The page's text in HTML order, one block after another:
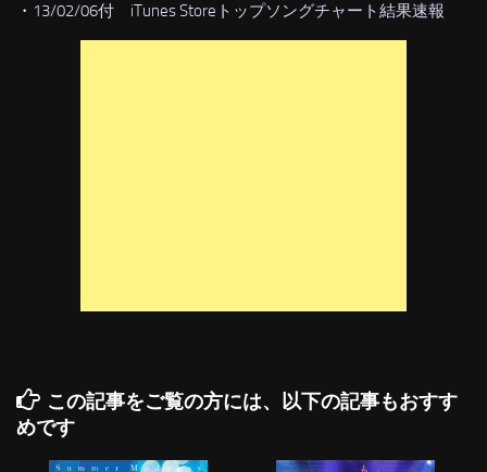
・ 13/02/06付 iTunes Storeトップソングチャート結果速報
この記事をご覧の方には、以下の記事もおすす
めです